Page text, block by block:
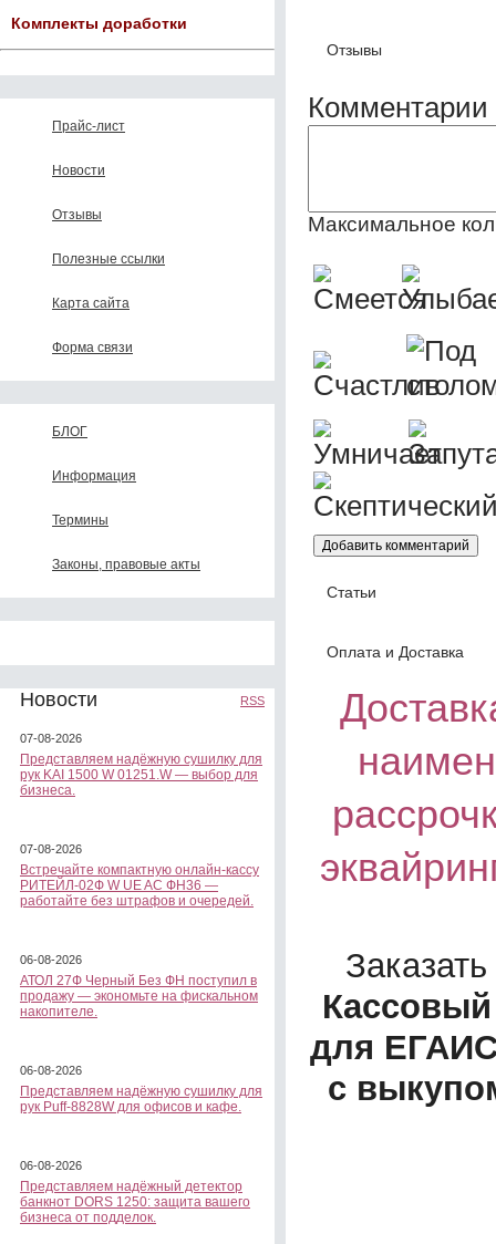
Комплекты доработки
Прайс-лист
Новости
Отзывы
Полезные ссылки
Карта сайта
Форма связи
БЛОГ
Информация
Термины
Законы, правовые акты
Новости RSS
07-08-2026
Представляем надёжную сушилку для
рук KAI 1500 W 01251.W — выбор для
бизнеса.
07-08-2026
Встречайте компактную онлайн-кассу
РИТЕЙЛ-02Ф W UE AC ФН36 —
работайте без штрафов и очередей.
06-08-2026
АТОЛ 27Ф Черный Без ФН поступил в
продажу — экономьте на фискальном
накопителе.
06-08-2026
Представляем надёжную сушилку для
рук Puff-8828W для офисов и кафе.
06-08-2026
Представляем надёжный детектор
банкнот DORS 1250: защита вашего
бизнеса от подделок.
Отзывы
Комментарии
Максимальное
Статьи
Оплата и Доставка
для ЕГАИС
с